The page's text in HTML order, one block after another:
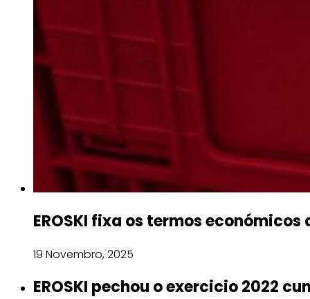
EROSKI fixa os termos
19 Novembro, 2025
EROSKI pechou o exercicio 2022